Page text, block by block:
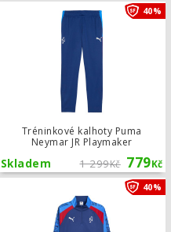
Dětské tréninkové kalhoty Puma
Tréninkové kalhoty Puma
Neymar JR Playmaker
1 299Kč 779Kč
Skladem
40%
Dětská tréninková mikina Puma40%